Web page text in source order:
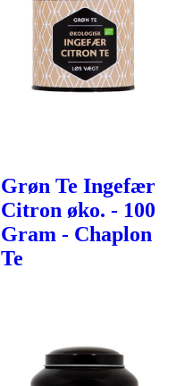
Grøn Te Ingefær
Citron øko. - 100
Gram - Chaplon
Te